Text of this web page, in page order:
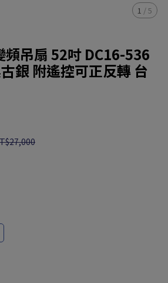
1 /5
頻吊扇 52吋 DC16-536
銀 附遙控可正反轉 台